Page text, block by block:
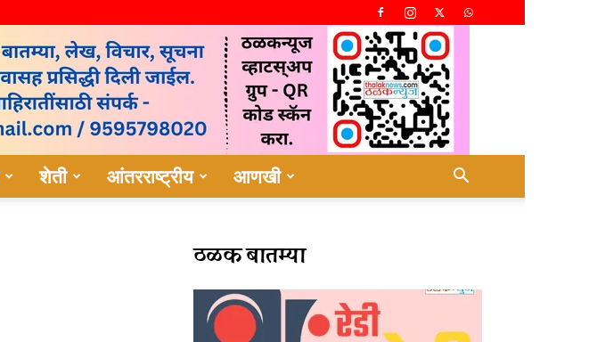
शेती आंतरराष्ट्रीय आणखी
ठळक बातम्या